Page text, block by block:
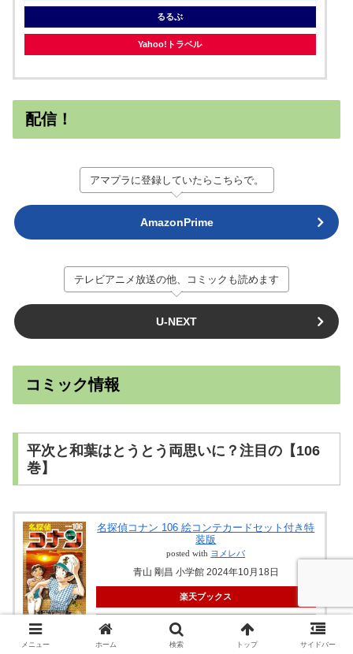
るるぶ
Yahoo!トラベル
配信！
アマプラに登録していたらこちらで。
AmazonPrime
テレビアニメ放送の他、コミックも読めます
U-NEXT
コミック情報
平次と和葉はとうとう両思いに？注目の【106
巻】
名探偵コナン 106 絵コンテカードセット付き特
装版
posted with ヨメレバ
青山 剛昌 小学館 2024年10月18日
楽天ブックス
メニュー ホーム 検索 トップ サイドバー